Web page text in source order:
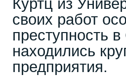
Куртц из
своих работ
преступность
находились
предприятия.